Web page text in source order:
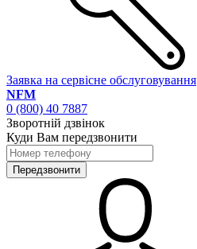
Заявка на сервісне обслуговування
NFM
0 (800) 40 7887
Зворотній дзвінок
Куди Вам передзвонити